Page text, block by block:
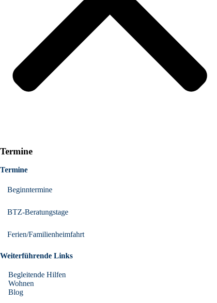
Termine
Termine
Beginntermine
BTZ-Beratungstage
Ferien/Familienheimfahrt
Weiterführende Links
Begleitende Hilfen
Wohnen
Blog